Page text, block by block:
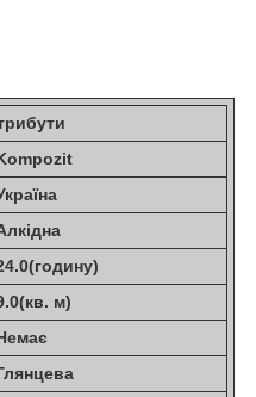
м)